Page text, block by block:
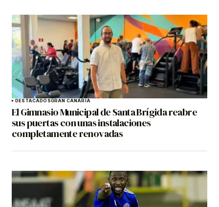
DESTACADOSGRAN CANARIA
El Gimnasio Municipal de Santa Brígida reabre
sus puertas con unas instalaciones
completamente renovadas